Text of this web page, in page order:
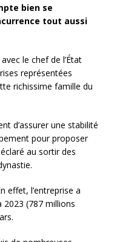
bien se
tout aussi
le chef de l’État
représentées
richissime famille du
d’assurer une stabilité
pour proposer
au sortir des
effet, l’entreprise a
2023 (787 millions